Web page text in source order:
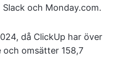
och Monday.com.
då ClickUp har över
och omsätter 158,7